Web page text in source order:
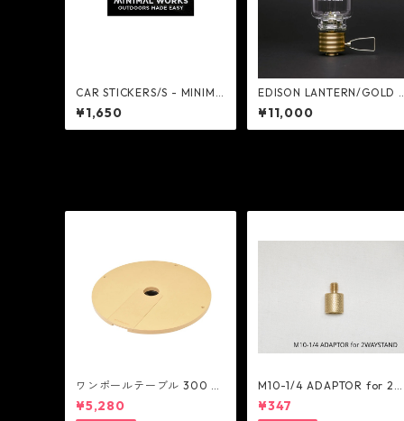
CAR STICKERS/S - MINIMA
L WORKS
¥1,650
EDISON LANTERN/GOLD -
MINIMAL WORKS
¥11,000
ワンポールテーブル 300 -
belmont
¥5,280
M10-1/4 ADAPTOR for
AY STAND -
OP
¥347